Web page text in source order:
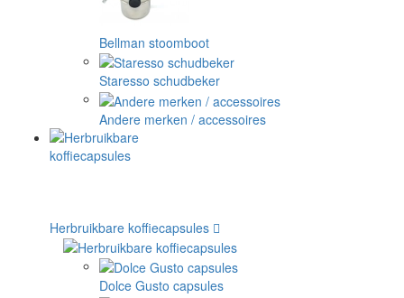
Bellman stoomboot
Staresso schudbeker
Andere merken / accessoires
Herbruikbare koffiecapsules
Dolce Gusto capsules